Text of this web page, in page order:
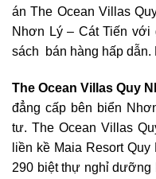
án The Ocean Villas
Nhơn Lý – Cát Tiến với
sách bán hàng hấp dẫn.
The Ocean Villas Quy
đẳng cấp bên biển
tư. The Ocean Villas
liền kề Maia Resort
290 biệt thự nghỉ dưỡng